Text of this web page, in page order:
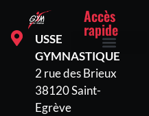
USSE
GYMNASTIQUE
2 rue des Brieux
38120 Saint-
Egrève
Accès
rapide